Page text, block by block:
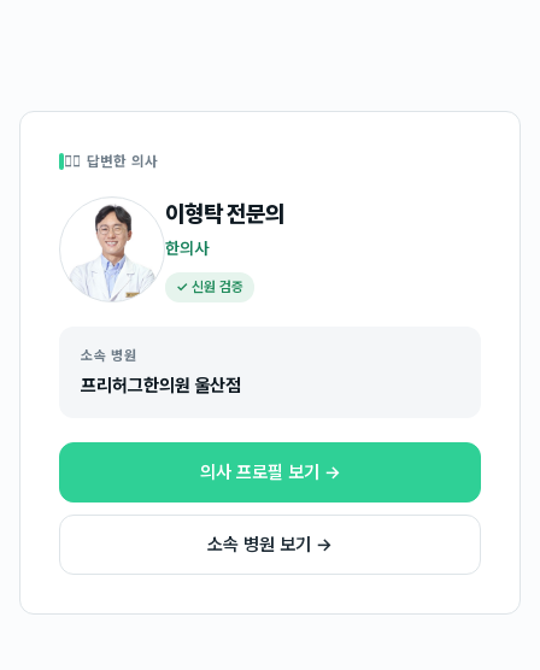
👩‍⚕️ 답변한 의사
이형탁전문의
한의사
✓ 신원 검증
소속 병원
프리허그한의원 울산점
의사 프로필 보기 →
소속 병원 보기 →